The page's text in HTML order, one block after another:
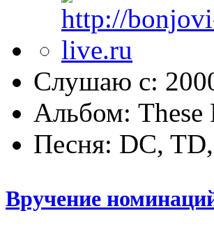
Слушаю с:
Альбом: These
Песня: DC,
Вручение